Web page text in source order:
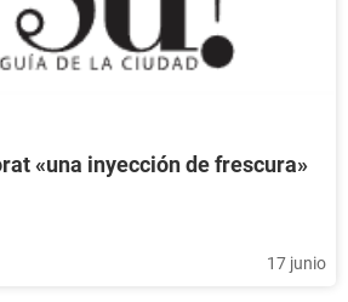
«una inyección de frescura»
17 junio